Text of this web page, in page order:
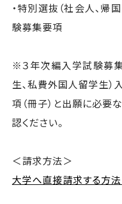
・特別選抜（社会人、帰
験募集要項
※３年次編入学試験募集
生、私費外国人留学生
項（冊子）と出願に必要
認ください。
＜請求方法＞
大学へ直接請求する方法